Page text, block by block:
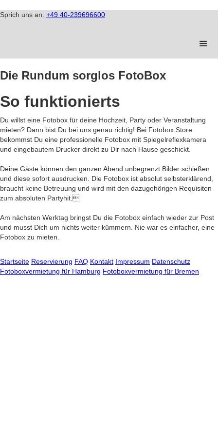
Sprich uns an: +49 40-239696600
Die Rundum sorglos FotoBox
So funktionierts
Du willst eine Fotobox für deine Hochzeit, Party oder Veranstaltung
mieten? Dann bist Du bei uns genau richtig! Bei Fotobox.Store
bekommst Du eine professionelle Fotobox mit Spiegelreflexkamera
und eingebautem Drucker direkt zu Dir nach Hause geschickt.
Deine Gäste können den ganzen Abend unbegrenzt Bilder schießen
und diese sofort ausdrucken. Die Fotobox ist absolut selbsterklärend,
braucht keine Betreuung und wird mit den dazugehörigen Requisiten
zum absoluten Partyhit.
Am nächsten Werktag bringst Du die Fotobox einfach wieder zur Post
und musst Dich um nichts weiter kümmern. Nie war es einfacher, eine
Fotobox zu mieten.
Startseite Reservierung FAQ Kontakt Impressum Datenschutz
Fotoboxvermietung für Hamburg Fotoboxvermietung für Bremen